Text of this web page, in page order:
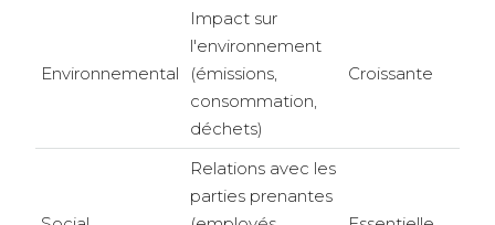
Environnemental
Impact sur
l'environnement
(émissions,
consommation,
déchets)
Croissante
Relations avec les
parties prenantes